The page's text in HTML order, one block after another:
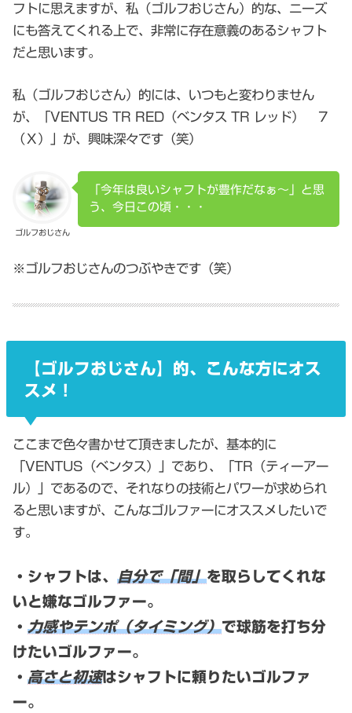
フトに思えますが、私（ゴルフおじさん）的な、ニーズ
にも答えてくれる上で、非常に存在意義のあるシャフト
だと思います。
私（ゴルフおじさん）的には、いつもと変わりません
が、「VENTUS TR RED（ベンタス TR レッド） ７
（Ｘ）」が、興味深々です（笑）
ゴルフおじさん
「今年は良いシャフトが豊作だなぁ～」と思
う、今日この頃・・・
※ゴルフおじさんのつぶやきです（笑）
【ゴルフおじさん】的、こんな方にオス
スメ！
ここまで色々書かせて頂きましたが、基本的に
「VENTUS（ベンタス）」であり、「TR（ティーアー
ル）」であるので、それなりの技術とパワーが求められ
ると思いますが、こんなゴルファーにオススメしたいで
す。
・シャフトは、自分で「間」を取らしてくれな
いと嫌なゴルファー。
・力感やテンポ（タイミング）で球筋を打ち分
けたいゴルファー。
・高さと初速はシャフトに頼りたいゴルファ
ー。